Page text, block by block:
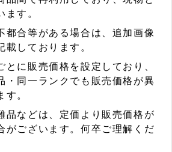
ます。
都合等がある場合は、追加画像
載しております。
とに販売価格を設定しており、
・同一ランクでも販売価格が異
す。
品などは、定価より販売価格が
がございます。何卒ご理解くだ